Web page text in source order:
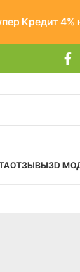
Кредит 4%
ОТЗЫВЫ3D